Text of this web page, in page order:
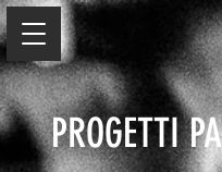
PROGETTI